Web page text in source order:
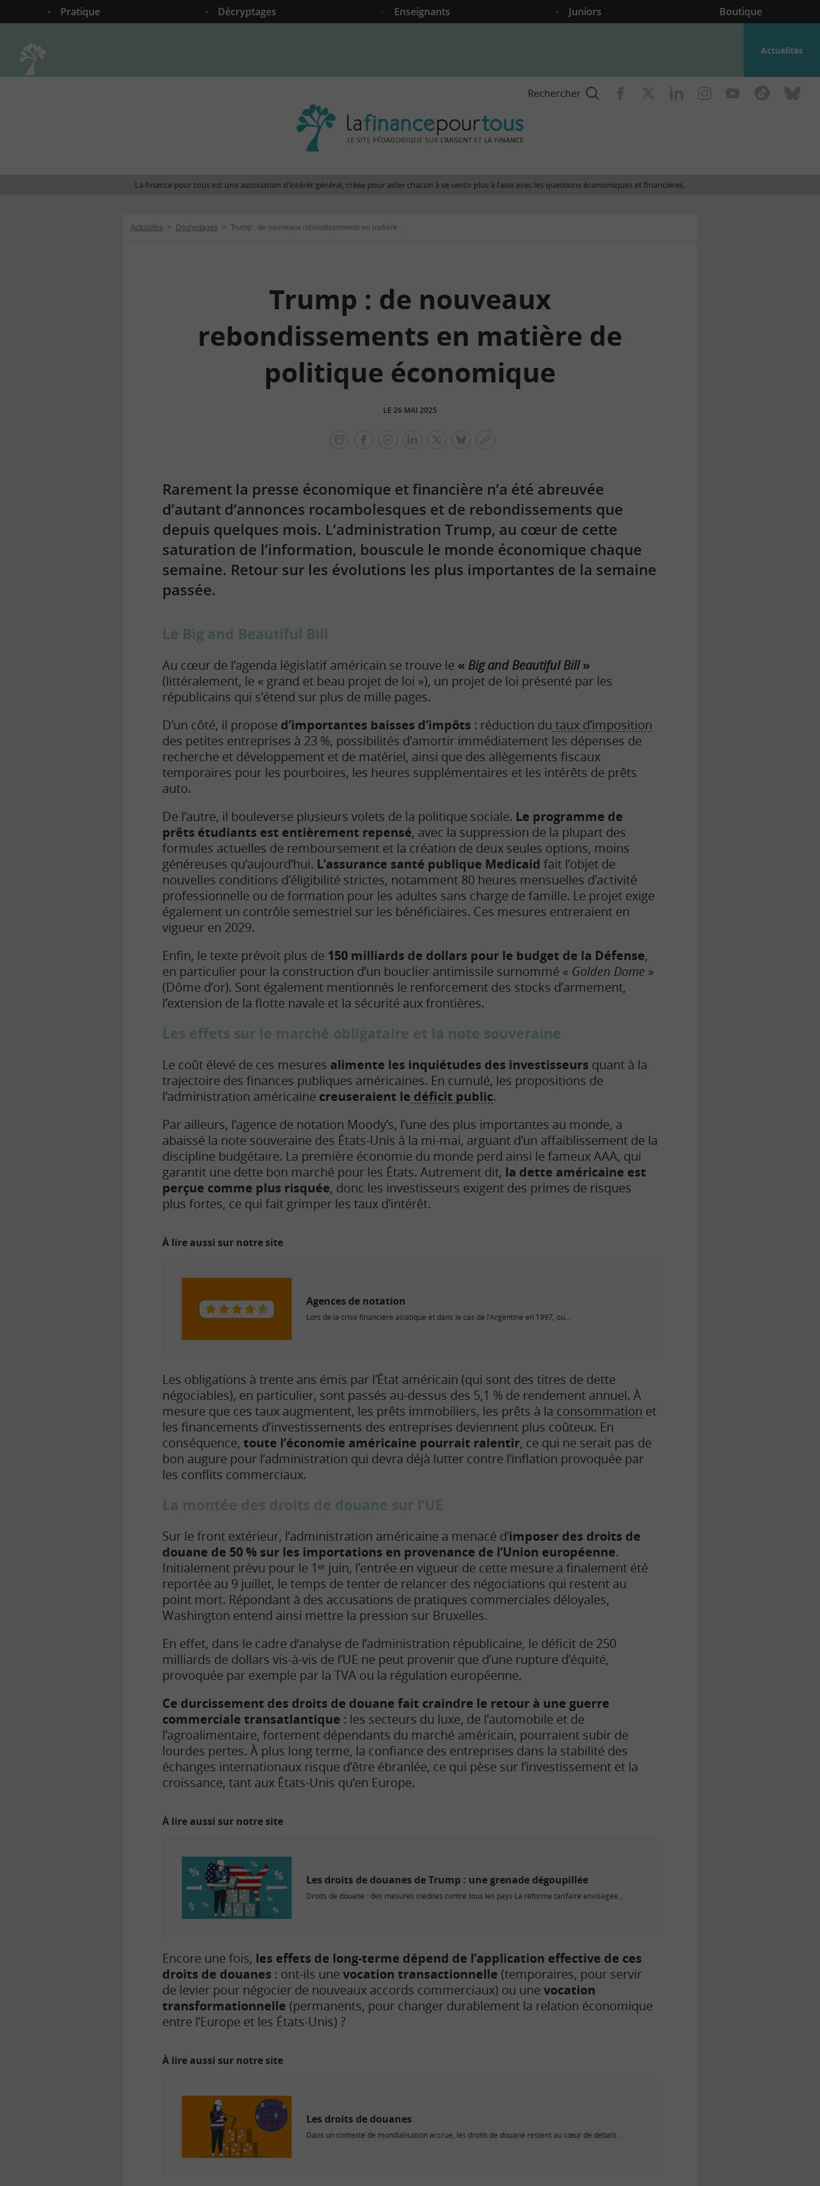
Pratique Décryptages Enseignants Juniors Boutique
Actualités
Rechercher
finance
site
La finance pour tous est une association d’intérêt général, créée pour aider chacun à se sentir plus à l’aise avec les questions économiques et financières.
Actualités > Décryptages > Trump : de nouveaux rebondissements en matière de politique économique
Trump : de nouveaux
rebondissements en matière de
politique économique
LE 26 MAI 2025
Rarement la presse économique et financière n’a été abreuvée
d’autant d’annonces rocambolesques et de rebondissements que
depuis quelques mois. L’administration Trump, au cœur de cette
saturation de l’information, bouscule le monde économique chaque
semaine. Retour sur les évolutions les plus importantes de la semaine
passée.
Le Big and Beautiful Bill
Au cœur de l’agenda législatif américain se trouve le « Big and Beautiful Bill»
(littéralement, le « grand et beau projet de loi »), un projet de loi présenté par les
républicains qui s’étend sur plus de mille pages.
D’un côté, il propose d’importantes baisses d’impôts : réduction du taux d’imposition
des petites entreprises à 23 %, possibilités d’amortir immédiatement les dépenses de
recherche et développement et de matériel, ainsi que des allègements fiscaux
temporaires pour les pourboires, les heures supplémentaires et les intérêts de prêts
auto.
De l’autre, il bouleverse plusieurs volets de la politique sociale. Le programme de
prêts étudiants est entièrement repensé, avec la suppression de la plupart des
formules actuelles de remboursement et la création de deux seules options, moins
généreuses qu’aujourd’hui. L’assurance santé publique Medicaid fait l’objet de
nouvelles conditions d’éligibilité strictes, notamment 80 heures mensuelles d’activité
professionnelle ou de formation pour les adultes sans charge de famille. Le projet exige
également un contrôle semestriel sur les bénéficiaires. Ces mesures entreraient en
vigueur en 2029.
Enfin, le texte prévoit plus de 150 milliards de dollars pour le budget de la Défense,
en particulier pour la construction d’un bouclier antimissile surnommé « Golden Dome »
(Dôme d’or). Sont également mentionnés le renforcement des stocks d’armement,
l’extension de la flotte navale et la sécurité aux frontières.
Les effets sur le marché obligataire et la note souveraine
Le coût élevé de ces mesures alimente les inquiétudes des investisseurs quant à la
trajectoire des finances publiques américaines. En cumulé, les propositions de
l’administration américaine creuseraient le déficit public.
Par ailleurs, l’agence de notation Moody’s, l’une des plus importantes au monde, a
abaissé la note souveraine des États-Unis à la mi-mai, arguant d’un affaiblissement de la
discipline budgétaire. La première économie du monde perd ainsi le fameux AAA, qui
garantit une dette bon marché pour les États. Autrement dit, la dette américaine est
perçue comme plus risquée, donc les investisseurs exigent des primes de risques
plus fortes, ce qui fait grimper les taux d’intérêt.
À lire aussi sur notre site
Agences de notation
Lors de la crise financière asiatique et dans le cas de l’Argentine en 1997, ou...
Les obligations à trente ans émis par l’État américain (qui sont des titres de dette
négociables), en particulier, sont passés au-dessus des 5,1 % de rendement annuel. À
mesure que ces taux augmentent, les prêts immobiliers, les prêts à la consommation et
les financements d’investissements des entreprises deviennent plus coûteux. En
conséquence, toute l’économie américaine pourrait ralentir, ce qui ne serait pas de
bon augure pour l’administration qui devra déjà lutter contre l’inflation provoquée par
les conflits commerciaux.
La montée des droits de douane sur l’UE
Sur le front extérieur, l’administration américaine a menacé d’imposer des droits de
douane de 50 % sur les importations en provenance de l’Union européenne.
Initialement prévu pour le 1ᵉʳ juin, l’entrée en vigueur de cette mesure a finalement été
reportée au 9 juillet, le temps de tenter de relancer des négociations qui restent au
point mort. Répondant à des accusations de pratiques commerciales déloyales,
Washington entend ainsi mettre la pression sur Bruxelles.
En effet, dans le cadre d’analyse de l’administration républicaine, le déficit de 250
milliards de dollars vis-à-vis de l’UE ne peut provenir que d’une rupture d’équité,
provoquée par exemple par la TVA ou la régulation européenne.
Ce durcissement des droits de douane fait craindre le retour à une guerre
commerciale transatlantique : les secteurs du luxe, de l’automobile et de
l’agroalimentaire, fortement dépendants du marché américain, pourraient subir de
lourdes pertes. À plus long terme, la confiance des entreprises dans la stabilité des
échanges internationaux risque d’être ébranlée, ce qui pèse sur l’investissement et la
croissance, tant aux États-Unis qu’en Europe.
À lire aussi sur notre site
Les droits de douanes de Trump : une grenade dégoupillée
Droits de douane : des mesures inédites contre tous les pays La réforme tarifaire envisagée...
Encore une fois, les effets de long-terme dépend de l’application effective de ces
droits de douanes : ont-ils une vocation transactionnelle (temporaires, pour servir
de levier pour négocier de nouveaux accords commerciaux) ou une vocation
transformationnelle (permanents, pour changer durablement la relation économique
entre l’Europe et les États-Unis) ?
À lire aussi sur notre site
Les droits de douanes
Dans un contexte de mondialisation accrue, les droits de douane restent au cœur de débats...